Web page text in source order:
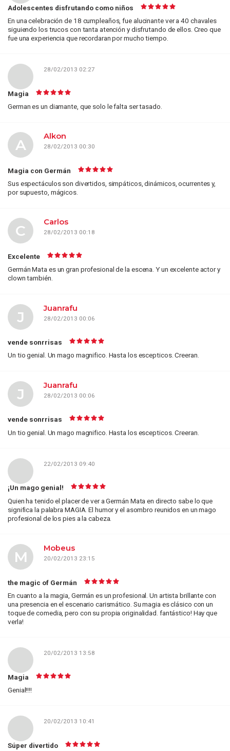
Adolescentes disfrutando como niños
En una celebración de 18 cumpleaños, fue alucinante ver a 40 chavales
siguiendo los trucos con tanta atención y disfrutando de ellos. Creo que
fue una experiencia que recordaran por mucho tiempo.
28/02/2013 02:27
Magia
German es un diamante, que solo le falta ser tasado.
Alkon
28/02/2013 00:30
A
Magia con Germán
Sus espectáculos son divertidos, simpáticos, dinámicos, ocurrentes y,
por supuesto, mágicos.
Carlos
28/02/2013 00:18
C
Excelente
Germán Mata es un gran profesional de la escena. Y un excelente actor y
clown también.
Juanrafu
28/02/2013 00:06
J
vende sonrrisas
Un tio genial. Un mago magnifico. Hasta los escepticos. Creeran.
Juanrafu
28/02/2013 00:06
J
vende sonrrisas
Un tio genial. Un mago magnifico. Hasta los escepticos. Creeran.
22/02/2013 09:40
¡Un mago genial!
Quien ha tenido el placer de ver a Germán Mata en directo sabe lo que
significa la palabra MAGIA. El humor y el asombro reunidos en un mago
profesional de los pies a la cabeza.
Mobeus
20/02/2013 23:15
M
the magic of Germán
En cuanto a la magia, Germán es un profesional. Un artista brillante con
una presencia en el escenario carismático. Su magia es clásico con un
toque de comedia, pero con su propia originalidad. fantástico! Hay que
verla!
20/02/2013 13:58
Magia
Genial!!!!
20/02/2013 10:41
Súper divertido